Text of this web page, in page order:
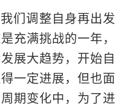
们调整自身再出发
充满挑战的一年，
展大趋势，开始自
一定进展，但也面
期变化中，为了进